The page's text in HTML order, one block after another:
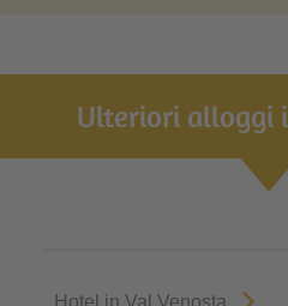
Ulteriori alloggi
Hotel in Val Venosta